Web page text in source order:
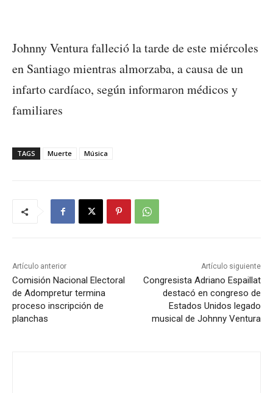
Johnny Ventura falleció la tarde de este miércoles
en Santiago mientras almorzaba, a causa de un
infarto cardíaco, según informaron médicos y
familiares
TAGS Muerte Música
Artículo anterior
Comisión Nacional Electoral
de Adompretur termina
proceso inscripción de
planchas
Artículo siguiente
Congresista Adriano Espaillat
destacó en congreso de
Estados Unidos legado
musical de Johnny Ventura